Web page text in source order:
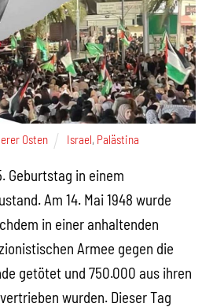
Osten Israel, Palästina
Geburtstag in einem
Am 14. Mai 1948 wurde
in einer anhaltenden
Armee gegen die
getötet und 750.000 aus ihren
wurden. Dieser Tag